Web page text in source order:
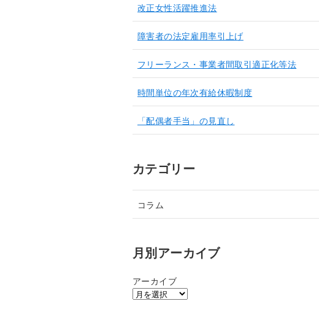
改正女性活躍推進法
障害者の法定雇用率引上げ
フリーランス・事業者間取引適正化等法
時間単位の年次有給休暇制度
「配偶者手当」の見直し
カテゴリー
コラム
月別アーカイブ
アーカイブ